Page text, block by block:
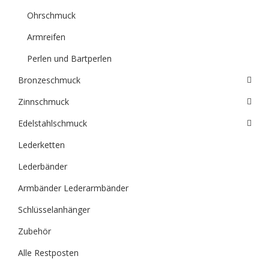
Ohrschmuck
Armreifen
Perlen und Bartperlen
Bronzeschmuck
Zinnschmuck
Edelstahlschmuck
Lederketten
Lederbänder
Armbänder Lederarmbänder
Schlüsselanhänger
Zubehör
Alle Restposten